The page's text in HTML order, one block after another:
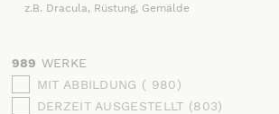
z.B. Dracula, Rüstung, Gemälde
989 WERKE
MIT ABBILDUNG ( 980)
DERZEIT AUSGESTELLT (803)